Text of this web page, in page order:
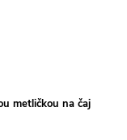
metličkou na čaj